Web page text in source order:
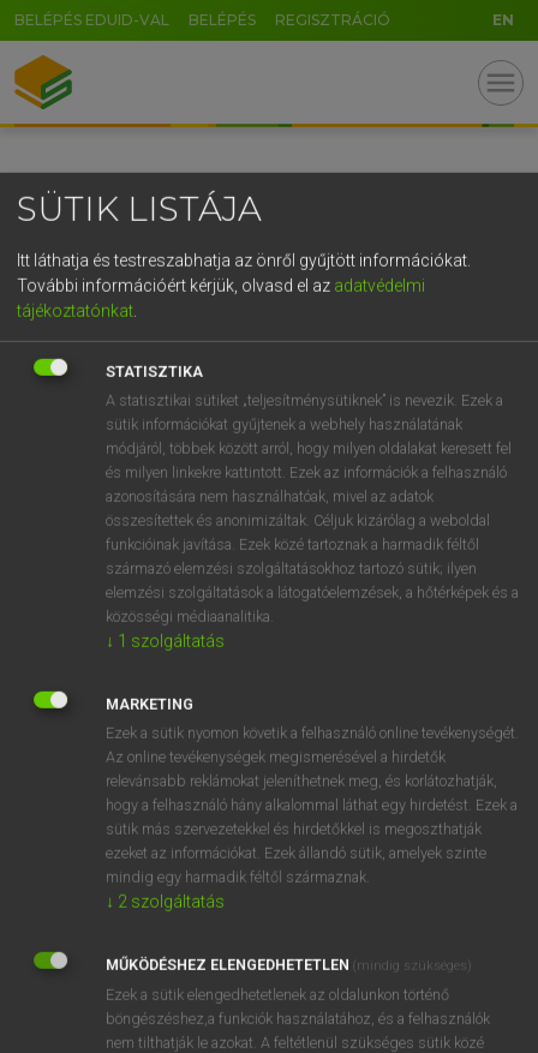
BELÉPÉS EDUID-VAL BELÉPÉS REGISZTRÁCIÓ EN
menu
OOOOPS!
SZOTAR.NET APPLIKÁCIÓ
MICROSOFT OFFICE BŐVÍTMÉNY
BEÉPÜLŐ SZÓTÁRMODUL
ONLINE NYELVVIZSGA
EGYÉNI FELHASZNÁLÓKNAK
TANULÓKNAK
OKTATÁSI INTÉZMÉNYEKNEK
SÜTIK LISTÁJA
Itt láthatja és testreszabhatja az önről gyűjtött információkat.
További információért kérjük, olvasd el az adatvédelmi
tájékoztatónkat
STATISZTIKA
A statisztikai sütiket „teljesítménysütiknek” is nevezik. Ezek a
sütik információkat gyűjtenek a webhely használatának
módjáról, többek között arról, hogy milyen oldalakat keresett fel
és milyen linkekre kattintott. Ezek az információk a felhasználó
azonosítására nem használhatóak, mivel az adatok
összesítettek és anonimizáltak. Céljuk kizárólag a weboldal
funkcióinak javítása. Ezek közé tartoznak a harmadik féltől
származó elemzési szolgáltatásokhoz tartozó sütik; ilyen
elemzési szolgáltatások a látogatóelemzések, a hőtérképek és a
közösségi médiaanalitika.
↓ 1 szolgáltatás
MARKETING
Ezek a sütik nyomon követik a felhasználó online tevékenységét.
Az online tevékenységek megismerésével a hirdetők
relevánsabb reklámokat jeleníthetnek meg, és korlátozhatják,
hogy a felhasználó hány alkalommal láthat egy hirdetést. Ezek a
sütik más szervezetekkel és hirdetőkkel is megoszthatják
ezeket az információkat. Ezek állandó sütik, amelyek szinte
mindig egy harmadik féltől származnak.
↓ 2 szolgáltatás
MŰKÖDÉSHEZ ELENGEDHETETLEN (mindig szükséges)
Ezek a sütik elengedhetetlenek az oldalunkon történő
böngészéshez,a funkciók használatához, és a felhasználók
nem tilthatják le azokat. A feltétlenül szükséges sütik közé
GR
5
g h k l
v b n m , . - AltGr